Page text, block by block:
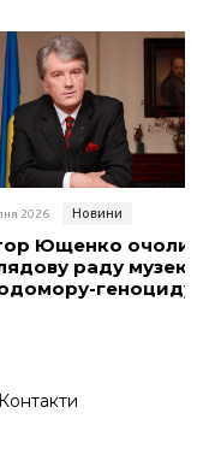
2026 Новини
Ющенко очолив
раду музею
геноциду
Контакти